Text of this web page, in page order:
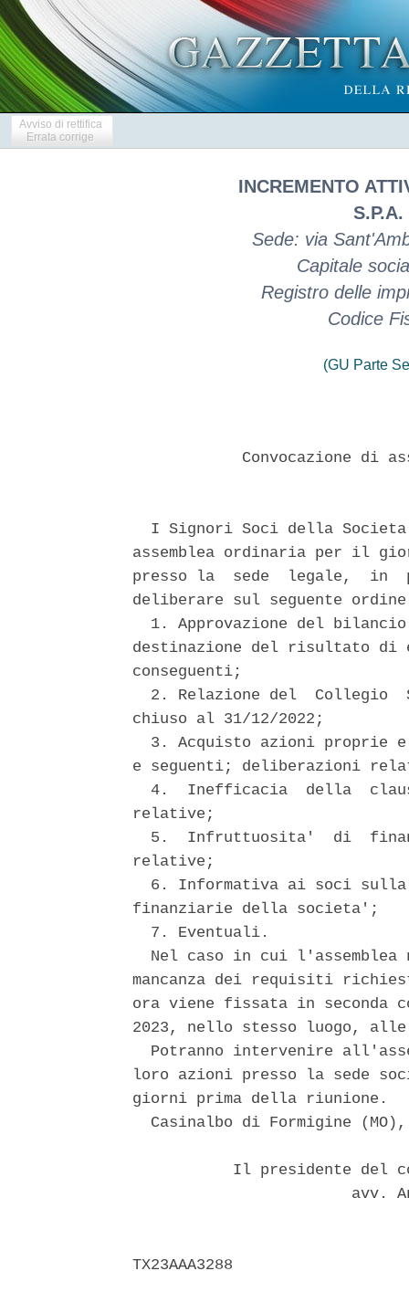
Avviso di rettifica
Errata corrige
INCREMENTO
Sede: via
Capitale
Registro delle
Codice
(GU Parte
Convocazione di
I Signori Soci della
assemblea ordinaria per il
presso la  sede  legale,  in
deliberare sul seguente
1. Approvazione del
destinazione del risultato di
conseguenti;
2. Relazione del  Collegio
chiuso al 31/12/2022;
3. Acquisto azioni proprie
e seguenti; deliberazioni
4.  Inefficacia  della
relative;
5.  Infruttuosita'  di
relative;
6. Informativa ai soci
finanziarie della societa';
  7. Eventuali.
Nel caso in cui l'assemblea
mancanza dei requisiti
ora viene fissata in seconda
2023, nello stesso luogo,
Potranno intervenire
loro azioni presso la sede
giorni prima della riunione.
Casinalbo di Formigine
Il presidente del
avv.